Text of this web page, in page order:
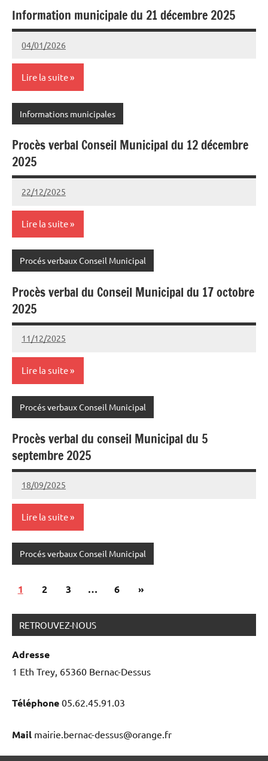
Information municipale du 21 décembre 2025
04/01/2026
Joel
Cazedebat
Aucun
commentaire
Lire la suite
Informations municipales
Procès verbal Conseil Municipal du 12 décembre
2025
22/12/2025
Joel
Cazedebat
Aucun
commentaire
Lire la suite
Procés verbaux Conseil Municipal
Procès verbal du Conseil Municipal du 17 octobre
2025
11/12/2025
Joel
Cazedebat
Aucun
commentaire
Lire la suite
Procés verbaux Conseil Municipal
Procès verbal du conseil Municipal du 5
septembre 2025
18/09/2025
Joel
Cazedebat
Aucun
commentaire
Lire la suite
Procés verbaux Conseil Municipal
Navigation
articles
1 2 3 … 6
Articles
»
RETROUVEZ-NOUS
Adresse
1 Eth Trey, 65360 Bernac-Dessus
Téléphone 05.62.45.91.03
Mail mairie.bernac-dessus@orange.fr